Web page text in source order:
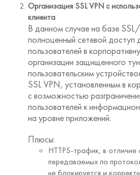
Организация SSL VPN с
клиента
В данном случае на базе
полноценный сетевой доступ
пользователей в
организации защищенного
пользовательским
SSL VPN, установленным в
с возможностью
пользователей к
на уровне приложений.
Плюсы:
HTTPS-трафик, в отличие
передаваемых по
не блокируется и